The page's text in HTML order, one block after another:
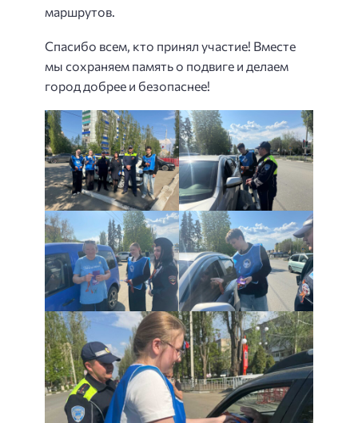
маршрутов.
Спасибо всем, кто принял участие! Вместе
мы сохраняем память о подвиге и делаем
город добрее и безопаснее!